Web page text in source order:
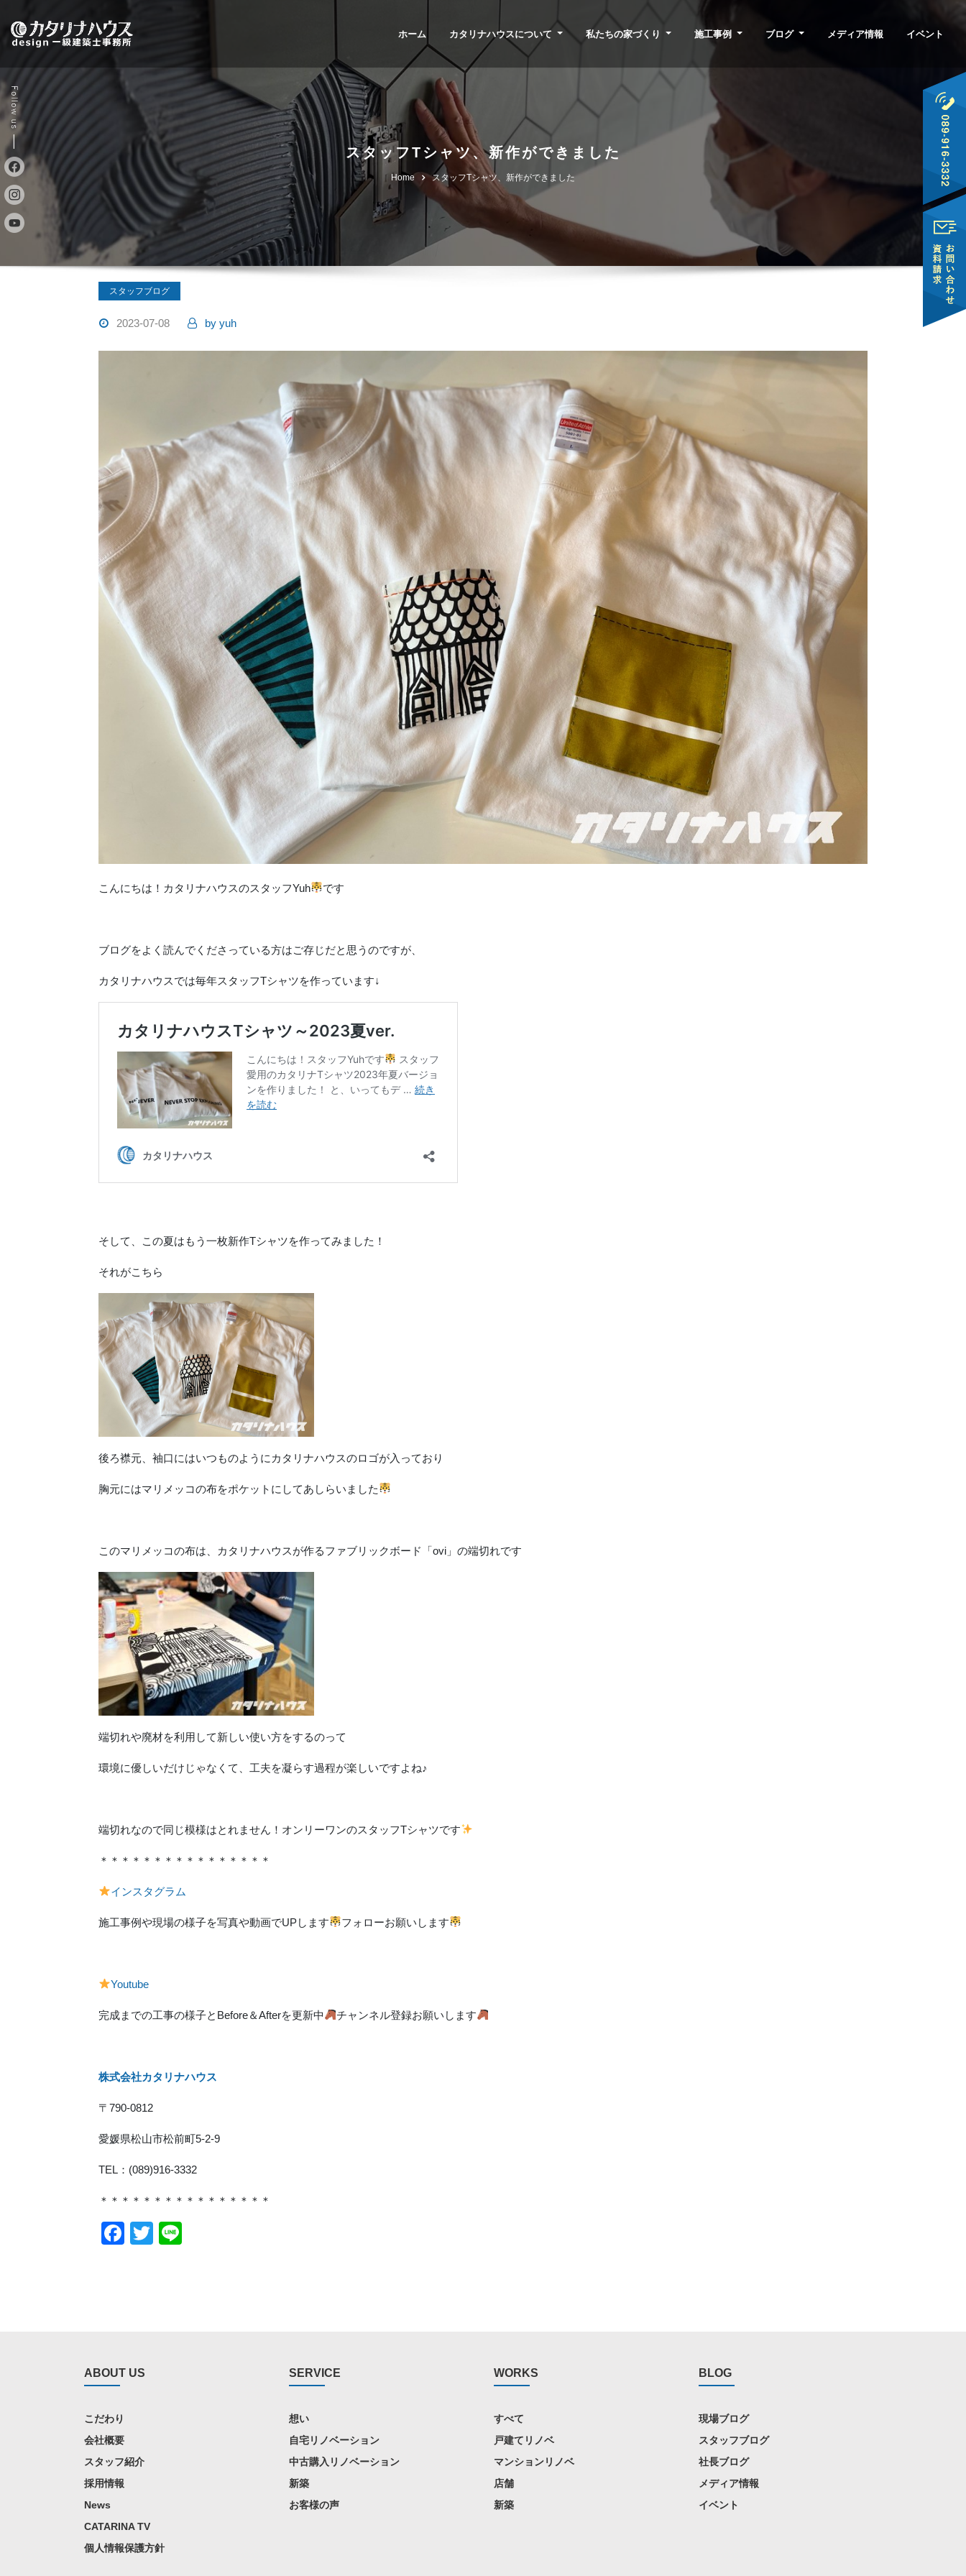
content
ホーム カタリナハウスについて 私たちの家づくり 施工事例 ブログ メディア情報 イベント
スタッフTシャツ、新作ができました
Home スタッフTシャツ、新作ができました
スタッフブログ
2023-07-08 by yuh
こんにちは！カタリナハウスのスタッフYuh です
ブログをよく読んでくださっている方はご存じだと思うのですが、
カタリナハウスでは毎年スタッフTシャツを作っています↓
そして、この夏はもう一枚新作Tシャツを作ってみました！
それがこちら
後ろ襟元、袖口にはいつものようにカタリナハウスのロゴが入っており
胸元にはマリメッコの布をポケットにしてあしらいました
このマリメッコの布は、カタリナハウスが作るファブリックボード「ovi」の端切れです
端切れや廃材を利用して新しい使い方をするのって
環境に優しいだけじゃなくて、工夫を凝らす過程が楽しいですよね♪
端切れなので同じ模様はとれません！オンリーワンのスタッフTシャツです
＊＊＊＊＊＊＊＊＊＊＊＊＊＊＊＊
インスタグラム
施工事例や現場の様子を写真や動画でUPします フォローお願いします
Youtube
完成までの工事の様子とBefore＆Afterを更新中 チャンネル登録お願いします
株式会社カタリナハウス
〒790-0812
愛媛県松山市松前町5-2-9
TEL：(089)916-3332
＊＊＊＊＊＊＊＊＊＊＊＊＊＊＊＊
Facebook
Twitter
ABOUT US
こだわり
会社概要
スタッフ紹介
採用情報
News
CATARINA TV
個人情報保護方針
SERVICE
想い
自宅リノベーション
中古購入リノベーション
新築
お客様の声
WORKS
すべて
戸建てリノベ
マンションリノベ
店舗
新築
BLOG
現場ブログ
スタッフブログ
社長ブログ
メディア情報
イベント